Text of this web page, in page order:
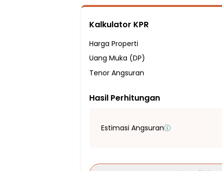
Hadap Timur
Fasilitas Sekitar Hunian:
2 Menit ke SDN Pemukiman
2 Menit ke SDN Salembaran 3
9 Menit ke TK-SD Mentari Bangsa
3 Menit ke SMPN 3 KOSAMBI
6 Menit ke SMP Negeri 3 Teluknaga
Kalkulator KPR
Harga Properti
Uang Muka (DP)
Tenor Angsuran
Hasil Perhitungan
Estimasi Angsuran